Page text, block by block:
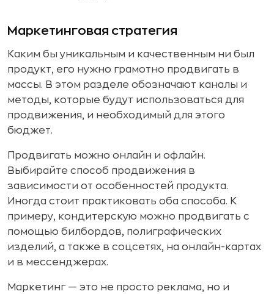
Маркетинговая стратегия
Каким бы уникальным и качественным ни был
продукт, его нужно грамотно продвигать в
массы. В этом разделе обозначают каналы и
методы, которые будут использоваться для
продвижения, и необходимый для этого
бюджет.
Продвигать можно онлайн и офлайн.
Выбирайте способ продвижения в
зависимости от особенностей продукта.
Иногда стоит практиковать оба способа. К
примеру, кондитерскую можно продвигать с
помощью билбордов, полиграфических
изделий, а также в соцсетях, на онлайн-картах
и в мессенджерах.
Маркетинг — это не просто реклама, но и